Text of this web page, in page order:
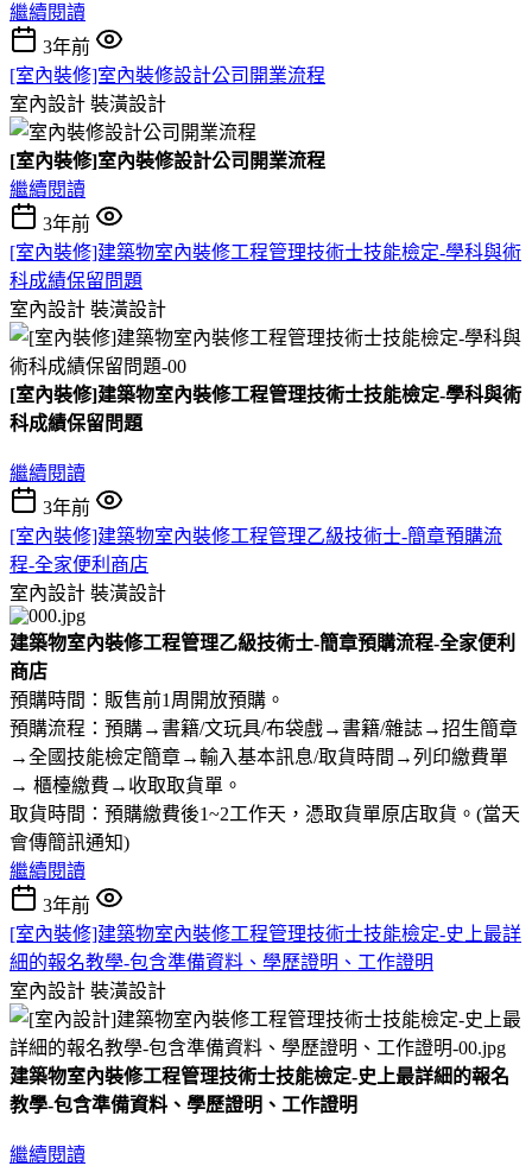
繼續閱讀
3年前
[室內裝修]室內裝修設計公司開業流程
室內設計 裝潢設計
[室內裝修]室內裝修設計公司開業流程
繼續閱讀
3年前
[室內裝修]建築物室內裝修工程管理技術士技能檢定-學科與術
科成績保留問題
室內設計 裝潢設計
[室內裝修]建築物室內裝修工程管理技術士技能檢定-學科與術
科成績保留問題
繼續閱讀
3年前
[室內裝修]建築物室內裝修工程管理乙級技術士-簡章預購流
程-全家便利商店
室內設計 裝潢設計
建築物室內裝修工程管理乙級技術士-簡章預購流程-全家便利
商店
預購時間：販售前1周開放預購。
預購流程：預購→書籍/文玩具/布袋戲→書籍/雜誌→招生簡章
→全國技能檢定簡章→輸入基本訊息/取貨時間→列印繳費單
→ 櫃檯繳費→收取取貨單。
取貨時間：預購繳費後1~2工作天，憑取貨單原店取貨。(當天
會傳簡訊通知)
繼續閱讀
3年前
[室內裝修]建築物室內裝修工程管理技術士技能檢定-史上最詳
細的報名教學-包含準備資料、學歷證明、工作證明
室內設計 裝潢設計
建築物室內裝修工程管理技術士技能檢定-史上最詳細的報名
教學-包含準備資料、學歷證明、工作證明
繼續閱讀